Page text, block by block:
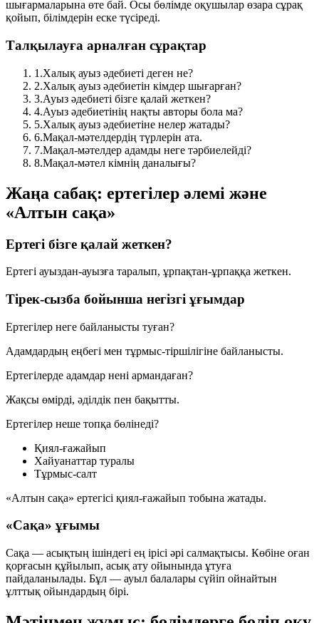
шығармаларына өте бай. Осы бөлімде оқушылар өзара сұрақ
қойып, білімдерін еске түсіреді.
Талқылауға арналған сұрақтар
1.Халық ауыз әдебиеті деген не?
2.Халық ауыз әдебиетін кімдер шығарған?
3.Ауыз әдебиеті бізге қалай жеткен?
4.Ауыз әдебиетінің нақты авторы бола ма?
5.Халық ауыз әдебиетіне нелер жатады?
6.Мақал-мәтелдердің түрлерін ата.
7.Мақал-мәтелдер адамды неге тәрбиелейді?
8.Мақал-мәтел кімнің даналығы?
Жаңа сабақ: ертегілер әлемі және
«Алтын сақа»
Ертегі бізге қалай жеткен?
Ертегі ауыздан-ауызға таралып, ұрпақтан-ұрпаққа жеткен.
Тірек-сызба бойынша негізгі ұғымдар
Ертегілер неге байланысты туған?
Адамдардың еңбегі мен тұрмыс-тіршілігіне байланысты.
Ертегілерде адамдар нені армандаған?
Жақсы өмірді, әділдік пен бақытты.
Ертегілер неше топқа бөлінеді?
Қиял-ғажайып
Хайуанаттар туралы
Тұрмыс-салт
«Алтын сақа» ертегісі қиял-ғажайып тобына жатады.
«Сақа» ұғымы
Сақа — асықтың ішіндегі ең ірісі әрі салмақтысы. Көбіне оған
қорғасын құйылып, асық ату ойынында ұтуға
пайдаланылады. Бұл — ауыл балалары сүйіп ойнайтын
ұлттық ойындардың бірі.